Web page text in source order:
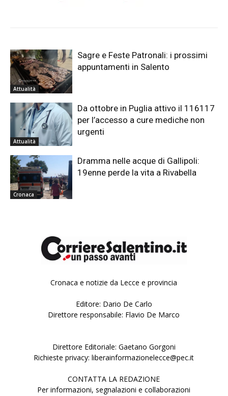
Attualità
Sagre e Feste Patronali: i prossimi
appuntamenti in Salento
Attualità
Da ottobre in Puglia attivo il 116117
per l’accesso a cure mediche non
urgenti
Cronaca
Dramma nelle acque di Gallipoli:
19enne perde la vita a Rivabella
Cronaca e notizie da Lecce e provincia
Editore: Dario De Carlo
Direttore responsabile: Flavio De Marco
Direttore Editoriale: Gaetano Gorgoni
Richieste privacy: liberainformazionelecce@pec.it
CONTATTA LA REDAZIONE
Per informazioni, segnalazioni e collaborazioni